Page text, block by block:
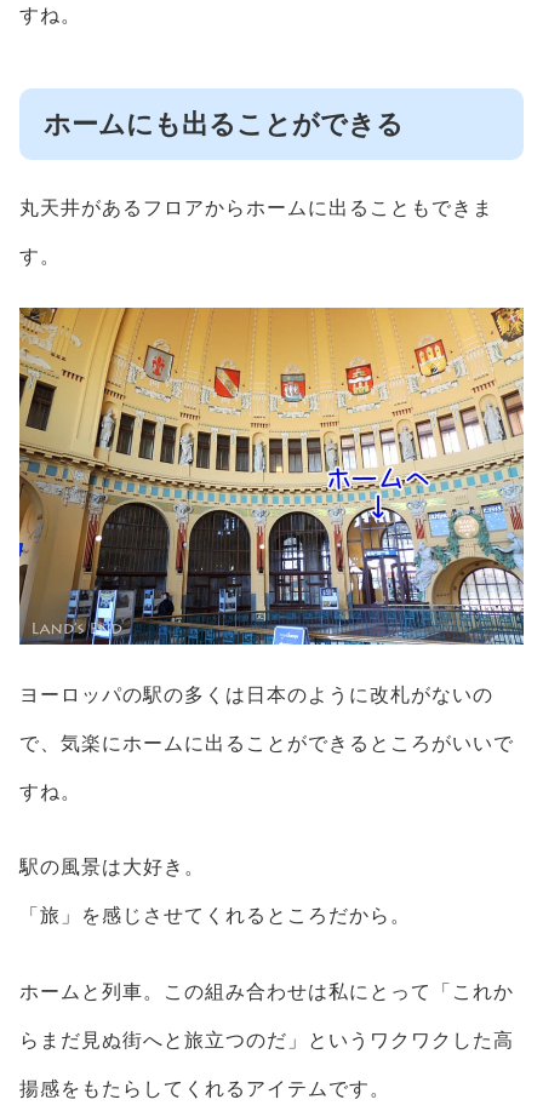
すね。
ホームにも出ることができる
丸天井があるフロアからホームに出ることもできま
す。
ヨーロッパの駅の多くは日本のように改札がないの
で、気楽にホームに出ることができるところがいいで
すね。
駅の風景は大好き。
「旅」を感じさせてくれるところだから。
ホームと列車。この組み合わせは私にとって「これか
らまだ見ぬ街へと旅立つのだ」というワクワクした高
揚感をもたらしてくれるアイテムです。